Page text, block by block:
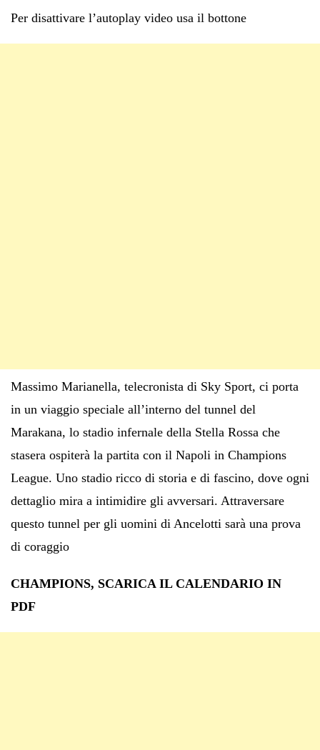
Per disattivare l’autoplay video usa il bottone
Massimo Marianella, telecronista di Sky Sport, ci porta
in un viaggio speciale all’interno del tunnel del
Marakana, lo stadio infernale della Stella Rossa che
stasera ospiterà la partita con il Napoli in Champions
League. Uno stadio ricco di storia e di fascino, dove ogni
dettaglio mira a intimidire gli avversari. Attraversare
questo tunnel per gli uomini di Ancelotti sarà una prova
di coraggio
CHAMPIONS, SCARICA IL CALENDARIO IN
PDF